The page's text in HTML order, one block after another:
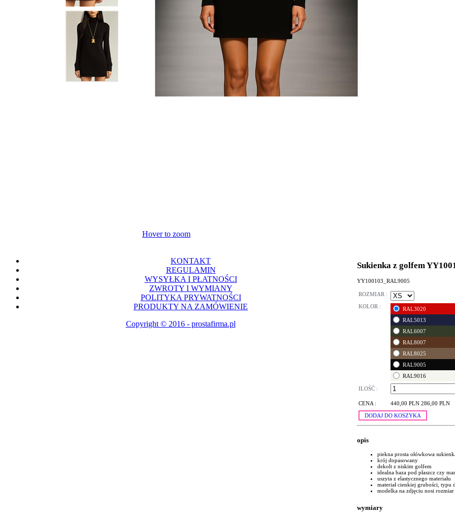
Hover to zoom
Sukienka z golfem
YY100103_RAL9005
ROZMIAR :
KOLOR :
RAL3020
RAL5013
RAL6007
RAL8007
RAL8025
RAL9005
RAL9016
ILOŚĆ :
CENA : 440,00 PLN 286,00 PLN
DODAJ DO KOSZYKA
opis
piekna prosta ołówkowa
krój dopasowany
dekolt z niskim golfem
idealna baza pod płaszcz czy
uszyta z elastycznego materiału
materiał cienkiej grubości, typu
modelka na zdjęciu nosi
wymiary
KONTAKT
REGULAMIN
WYSYŁKA I PŁATNOŚCI
ZWROTY I WYMIANY
POLITYKA PRYWATNOŚCI
PRODUKTY NA ZAMÓWIENIE
Copyright © 2016 - prostafirma.pl